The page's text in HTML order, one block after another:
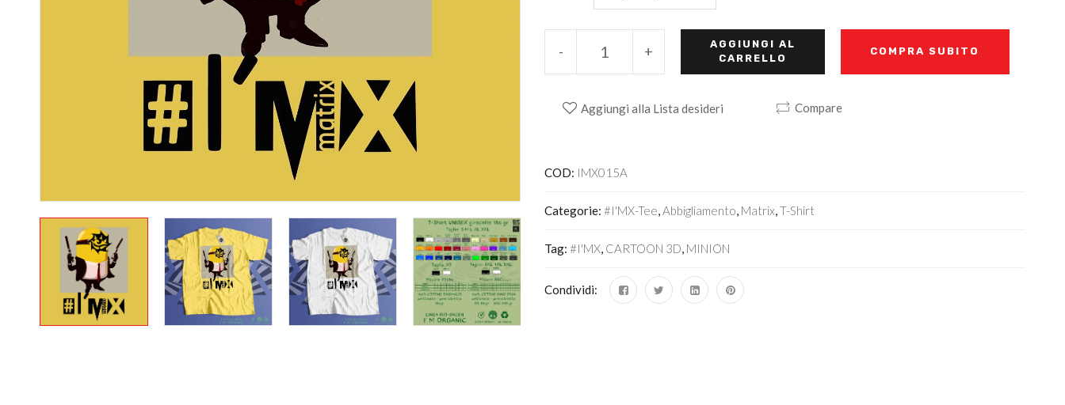
+
-
AGGIUNGI AL
CARRELLO
COMPRA SUBITO
Aggiungi alla Lista desideri Compare
COD: IMX015A
Categorie: #I'MX-Tee,Abbigliamento, Matrix,T-Shirt
Tag: #I'MX, CARTOON 3D, MINION
Condividi: